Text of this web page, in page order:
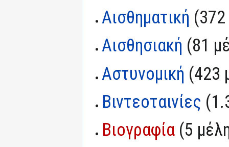
Αισθηματική
Αισθησιακή (81
Αστυνομική (423
Βιντεοταινίες
Βιογραφία (5